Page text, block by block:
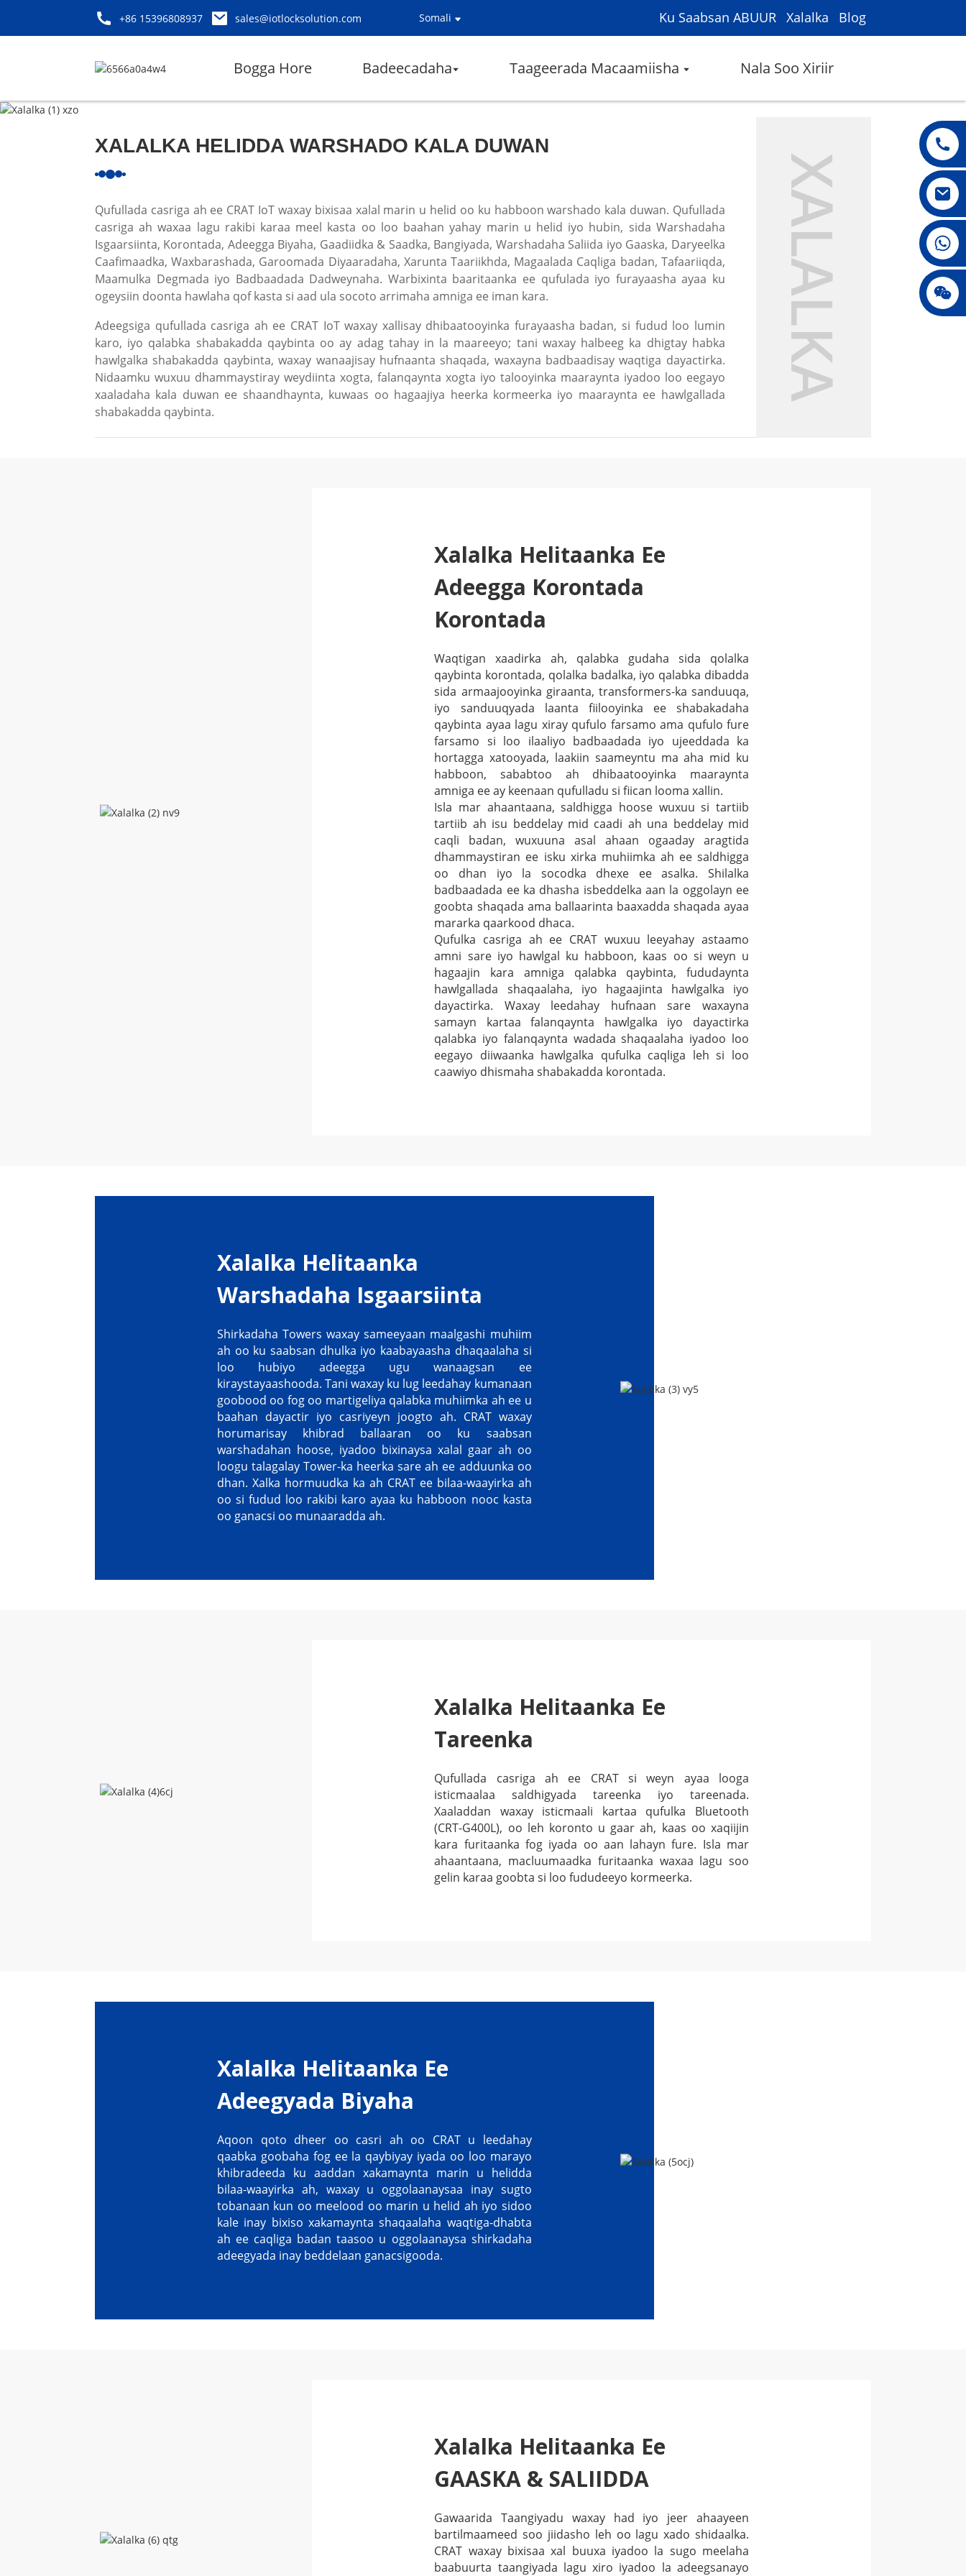
+86 15396808937 sales@iotlocksolution.com Somali Ku Saabsan ABUUR Xalalka Blog
Bogga Hore Badeecadaha Taageerada Macaamiisha Nala Soo Xiriir
008615396811719
XALALKA HELIDDA WARSHADO KALA DUWAN
Qufullada casriga ah ee CRAT IoT waxay bixisaa xalal marin u helid oo ku habboon warshado kala duwan. Qufullada
casriga ah waxaa lagu rakibi karaa meel kasta oo loo baahan yahay marin u helid iyo hubin, sida Warshadaha
Isgaarsiinta, Korontada, Adeegga Biyaha, Gaadiidka & Saadka, Bangiyada, Warshadaha Saliida iyo Gaaska, Daryeelka
Caafimaadka, Waxbarashada, Garoomada Diyaaradaha, Xarunta Taariikhda, Magaalada Caqliga badan, Tafaariiqda,
Maamulka Degmada iyo Badbaadada Dadweynaha. Warbixinta baaritaanka ee qufulada iyo furayaasha ayaa ku
ogeysiin doonta hawlaha qof kasta si aad ula socoto arrimaha amniga ee iman kara.
Adeegsiga qufullada casriga ah ee CRAT IoT waxay xallisay dhibaatooyinka furayaasha badan, si fudud loo lumin
karo, iyo qalabka shabakadda qaybinta oo ay adag tahay in la maareeyo; tani waxay halbeeg ka dhigtay habka
hawlgalka shabakadda qaybinta, waxay wanaajisay hufnaanta shaqada, waxayna badbaadisay waqtiga dayactirka.
Nidaamku wuxuu dhammaystiray weydiinta xogta, falanqaynta xogta iyo talooyinka maaraynta iyadoo loo eegayo
xaaladaha kala duwan ee shaandhaynta, kuwaas oo hagaajiya heerka kormeerka iyo maaraynta ee hawlgallada
shabakadda qaybinta.
XALALKA
Xalalka Helitaanka Ee
Adeegga Korontada
Korontada
Waqtigan xaadirka ah, qalabka gudaha sida qolalka
qaybinta korontada, qolalka badalka, iyo qalabka dibadda
sida armaajooyinka giraanta, transformers-ka sanduuqa,
iyo sanduuqyada laanta fiilooyinka ee shabakadaha
qaybinta ayaa lagu xiray qufulo farsamo ama qufulo fure
farsamo si loo ilaaliyo badbaadada iyo ujeeddada ka
hortagga xatooyada, laakiin saameyntu ma aha mid ku
habboon, sababtoo ah dhibaatooyinka maaraynta
amniga ee ay keenaan qufulladu si fiican looma xallin.
Isla mar ahaantaana, saldhigga hoose wuxuu si tartiib
tartiib ah isu beddelay mid caadi ah una beddelay mid
caqli badan, wuxuuna asal ahaan ogaaday aragtida
dhammaystiran ee isku xirka muhiimka ah ee saldhigga
oo dhan iyo la socodka dhexe ee asalka. Shilalka
badbaadada ee ka dhasha isbeddelka aan la oggolayn ee
goobta shaqada ama ballaarinta baaxadda shaqada ayaa
mararka qaarkood dhaca.
Qufulka casriga ah ee CRAT wuxuu leeyahay astaamo
amni sare iyo hawlgal ku habboon, kaas oo si weyn u
hagaajin kara amniga qalabka qaybinta, fududaynta
hawlgallada shaqaalaha, iyo hagaajinta hawlgalka iyo
dayactirka. Waxay leedahay hufnaan sare waxayna
samayn kartaa falanqaynta hawlgalka iyo dayactirka
qalabka iyo falanqaynta wadada shaqaalaha iyadoo loo
eegayo diiwaanka hawlgalka qufulka caqliga leh si loo
caawiyo dhismaha shabakadda korontada.
Xalalka Helitaanka
Warshadaha Isgaarsiinta
Shirkadaha Towers waxay sameeyaan maalgashi muhiim
ah oo ku saabsan dhulka iyo kaabayaasha dhaqaalaha si
loo hubiyo adeegga ugu wanaagsan ee
kiraystayaashooda. Tani waxay ku lug leedahay kumanaan
goobood oo fog oo martigeliya qalabka muhiimka ah ee u
baahan dayactir iyo casriyeyn joogto ah. CRAT waxay
horumarisay khibrad ballaaran oo ku saabsan
warshadahan hoose, iyadoo bixinaysa xalal gaar ah oo
loogu talagalay Tower-ka heerka sare ah ee adduunka oo
dhan. Xalka hormuudka ka ah CRAT ee bilaa-waayirka ah
oo si fudud loo rakibi karo ayaa ku habboon nooc kasta
oo ganacsi oo munaaradda ah.
Xalalka Helitaanka Ee
Tareenka
Qufullada casriga ah ee CRAT si weyn ayaa looga
isticmaalaa saldhigyada tareenka iyo tareenada.
Xaaladdan waxay isticmaali kartaa qufulka Bluetooth
(CRT-G400L), oo leh koronto u gaar ah, kaas oo xaqiijin
kara furitaanka fog iyada oo aan lahayn fure. Isla mar
ahaantaana, macluumaadka furitaanka waxaa lagu soo
gelin karaa goobta si loo fududeeyo kormeerka.
Xalalka Helitaanka Ee
Adeegyada Biyaha
Aqoon qoto dheer oo casri ah oo CRAT u leedahay
qaabka goobaha fog ee la qaybiyay iyada oo loo marayo
khibradeeda ku aaddan xakamaynta marin u helidda
bilaa-waayirka ah, waxay u oggolaanaysaa inay sugto
tobanaan kun oo meelood oo marin u helid ah iyo sidoo
kale inay bixiso xakamaynta shaqaalaha waqtiga-dhabta
ah ee caqliga badan taasoo u oggolaanaysa shirkadaha
adeegyada inay beddelaan ganacsigooda.
Xalalka Helitaanka Ee
GAASKA & SALIIDDA
Gawaarida Taangiyadu waxay had iyo jeer ahaayeen
bartilmaameed soo jiidasho leh oo lagu xado shidaalka.
CRAT waxay bixisaa xal buuxa iyadoo la sugo meelaha
baabuurta taangiyada lagu xiro iyadoo la adeegsanayo